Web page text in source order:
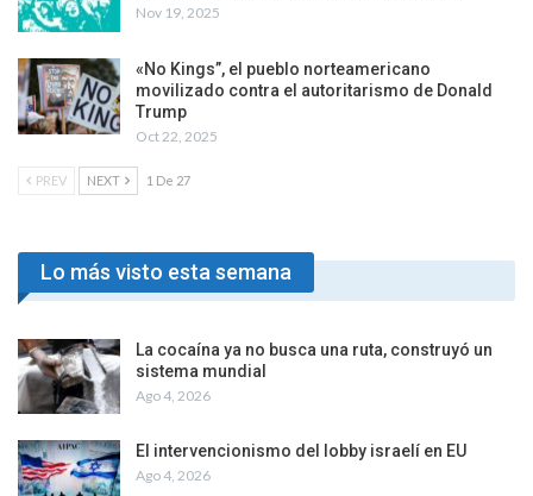
Nov 19, 2025
«No Kings”, el pueblo norteamericano
movilizado contra el autoritarismo de Donald
Trump
Oct 22, 2025
PREV NEXT 1 De 27
Lo más visto esta semana
La cocaína ya no busca una ruta, construyó un
sistema mundial
Ago 4, 2026
El intervencionismo del lobby israelí en EU
Ago 4, 2026